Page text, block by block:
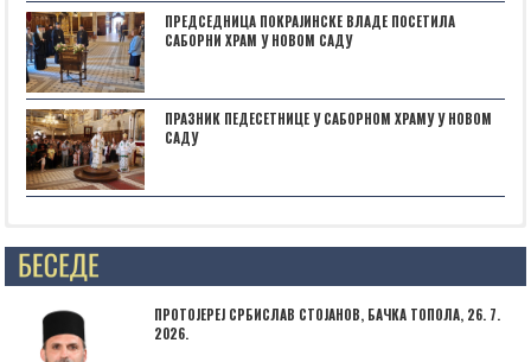
ПРЕДСЕДНИЦА ПОКРАЈИНСКЕ ВЛАДЕ ПОСЕТИЛА
САБОРНИ ХРАМ У НОВОМ САДУ
ПРАЗНИК ПЕДЕСЕТНИЦЕ У САБОРНОМ ХРАМУ У НОВОМ
САДУ
ПРОТОЈЕРЕЈ СРБИСЛАВ СТОЈАНОВ, БАЧКА ТОПОЛА, 26. 7.
2026.